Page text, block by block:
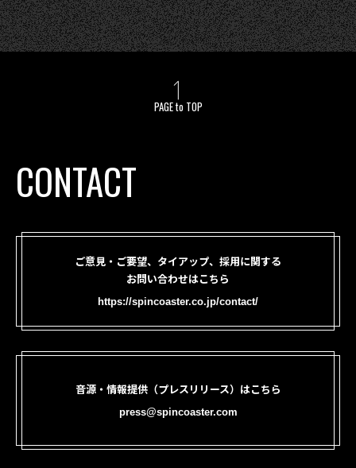
PAGE to TOP
CONTACT
ご意見・ご要望、タイアップ、採用に関する
お問い合わせはこちら
https://spincoaster.co.jp/contact/
音源・情報提供（プレスリリース）はこちら
press@spincoaster.com